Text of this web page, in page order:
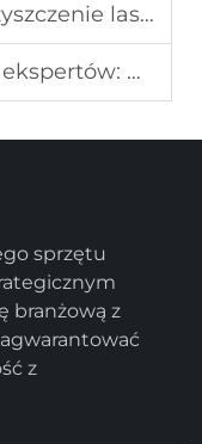
chemiczne w przygotowaniu do spawania
spawania silników EV (MotorWeld-100)
sprzętu
branżową z
z